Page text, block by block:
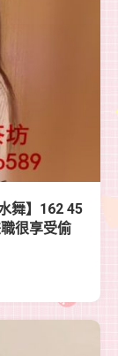
舞】162 45
很享受偷